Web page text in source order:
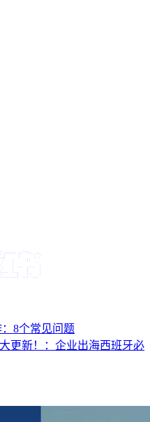
8个常见问题
更新！：企业出海西班牙必